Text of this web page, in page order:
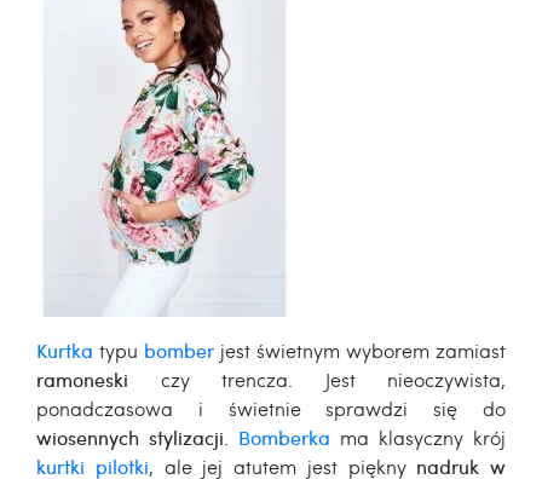
Kurtka typu bomber jest świetnym wyborem zamiast
ramoneski czy trencza. Jest nieoczywista,
ponadczasowa i świetnie sprawdzi się do
wiosennych stylizacji
Bomberka ma klasyczny krój
kurtki pilotki, ale jej atutem jest piękny nadruk w